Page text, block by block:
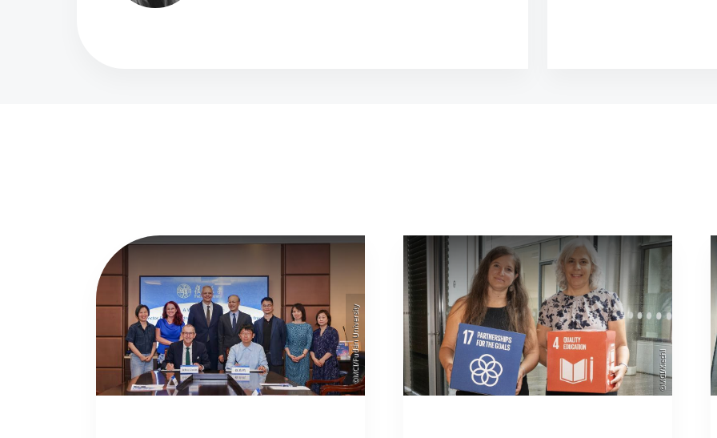
©MCI/Fudan University ©MCI/Kiechl